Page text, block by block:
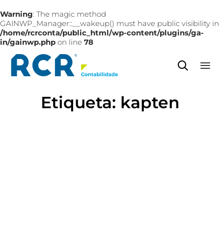
Warning: The magic method
GAINWP_Manager::__wakeup() must have public visibility in
/home/rcrconta/public_html/wp-content/plugins/ga-
in/gainwp.php on line 78

Etiqueta: kapten